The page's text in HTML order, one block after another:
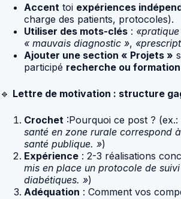
Accent toi expériences
charge des patients, protocoles).
Utiliser des mots-clés :
« mauvais diagnostic »,
Ajouter une section « Projets »
participé recherche ou
🔹 Lettre de motivation : structure
Crochet :Pourquoi ce post ? (ex.:
santé en zone rurale correspond
santé publique. »)
Expérience : 2-3 réalisations
mis en place un protocole de
diabétiques. »)
Adéquation : Comment vos